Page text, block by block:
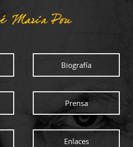
Biografía
Prensa
Enlaces